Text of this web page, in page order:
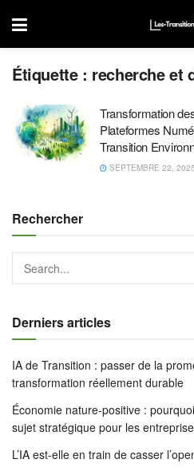
Étiquette : recherche et
Transformation
Plateformes
Transition
SEPTEMBRE 22, 2025
Rechercher
Derniers articles
IA de Transition : passer de la
transformation réellement durable
Économie nature-positive :
sujet stratégique pour les
L’IA est-elle en train de casser